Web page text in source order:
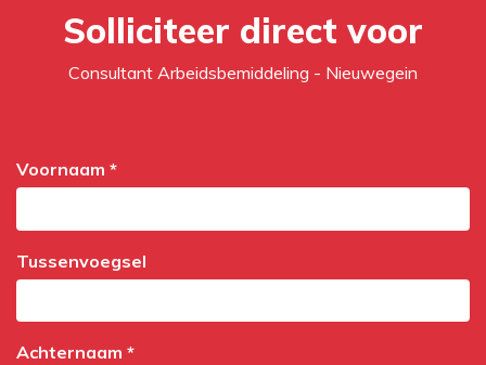
Solliciteer direct voor
Consultant Arbeidsbemiddeling - Nieuwegein
Voornaam *
Tussenvoegsel
Achternaam *